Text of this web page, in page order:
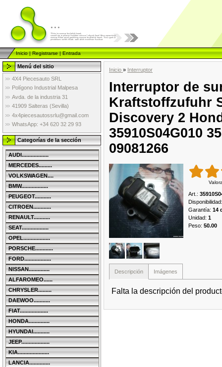
...
Inicio|Registrarse|Entrada
Menú del sitio
4X4 Piecesauto SRL
Polígono Industrial Malpesa
Avda. de la industria 31
41909 Salteras (Sevilla)
4x4piecesautossrlu@gmail.com
WhatsApp: +34 620 32 29 93
Categorías de la sección
AUDI..................
MERCEDES.........
VOLKSWAGEN....
BMW..................
PEUGEOT...........
CITROEN............
RENAULT...........
SEAT..................
OPEL..................
PORSCHE............
FORD..................
NISSAN..............
ALFAROMEO......
CHRYSLER.........
DAEWOO...........
FIAT...................
HONDA..............
HYUNDAI...........
JEEP...................
KIA.....................
LANCIA..............
Inicio » Interruptor
Interruptor de
Kraftstoffzufuhr
Discovery 2
35910S04G010
09081266
Art. :
Disponibilidad:
Garantía: 14
Unidad: 1
Peso: 50.00
Descripción Imágenes
Falta la descripción del